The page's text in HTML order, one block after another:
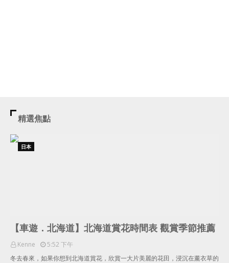
精選焦點
日本
【車遊．北海道】北海道賞花時間表 觀賞季節推薦
Kenne
5:52 下午
冬去春來，如果你想到北海道賞花，欣賞一大片美麗的花田，浸沉在薰衣草的